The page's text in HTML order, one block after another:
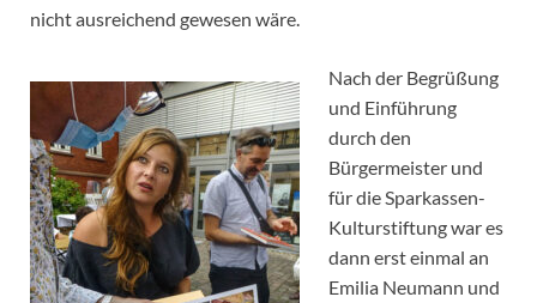
nicht ausreichend gewesen wäre.
Nach der Begrüßung
und Einführung
durch den
Bürgermeister und
für die Sparkassen-
Kulturstiftung war es
dann erst einmal an
Emilia Neumann und